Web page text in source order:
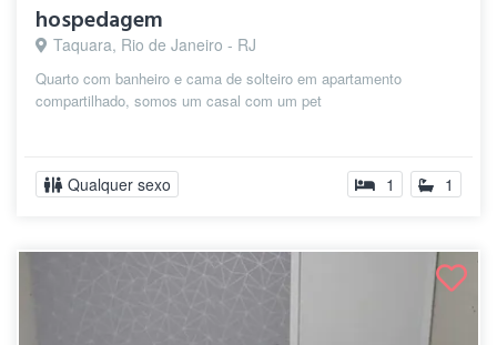
hospedagem
Taquara, Rio de Janeiro - RJ
Quarto com banheiro e cama de solteiro em apartamento
compartilhado, somos um casal com um pet
Qualquer sexo 1 1